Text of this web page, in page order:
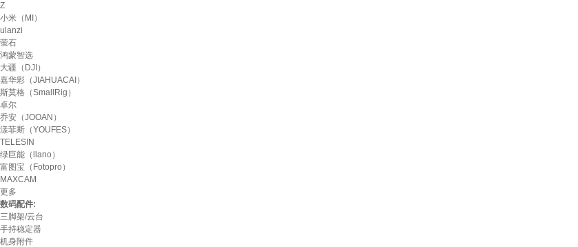
Z
小米（MI）
ulanzi
萤石
鸿蒙智选
大疆（DJI）
嘉华彩（JIAHUACAI）
斯莫格（SmallRig）
卓尔
乔安（JOOAN）
漾菲斯（YOUFES）
TELESIN
绿巨能（llano）
富图宝（Fotopro）
MAXCAM
更多
数码配件:
三脚架/云台
手持稳定器
机身附件